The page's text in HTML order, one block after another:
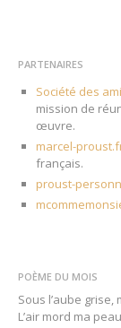
PARTENAIRES
Société des
mission de
œuvre.
marcel-
français.
proust-
POÈME DU MOIS
Sous l’aube
L’air mord ma